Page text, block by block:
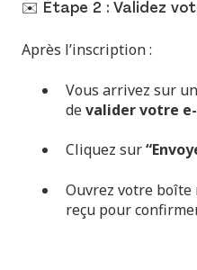
✉️ Étape 2 : Validez
Après l’inscription :
Vous arrivez sur
devalider votre
Cliquez sur
Ouvrez votre
reçu pour